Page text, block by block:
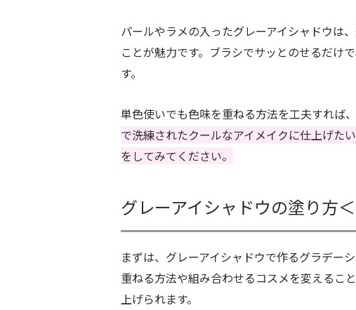
パールやラメの入ったグレーアイシャドウは
ことが魅力です。ブラシでサッとのせるだけ
す。
単色使いでも色味を重ねる方法を工夫すれば
で洗練されたクールなアイメイクに仕上げた
をしてみてください。
グレーアイシャドウの塗り方
まずは、グレーアイシャドウで作るグラデー
重ねる方法や組み合わせるコスメを変えるこ
上げられます。